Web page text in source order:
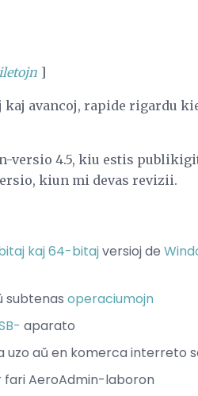
]
kaj avancoj, rapide rigardu
versio 4.5, kiu estis
kiun mi devas revizii.
kaj 64-bitajversioj de
subtenas operaciumojn
aparato
uzo aŭ en komerca interreto
fari AeroAdmin-laboron